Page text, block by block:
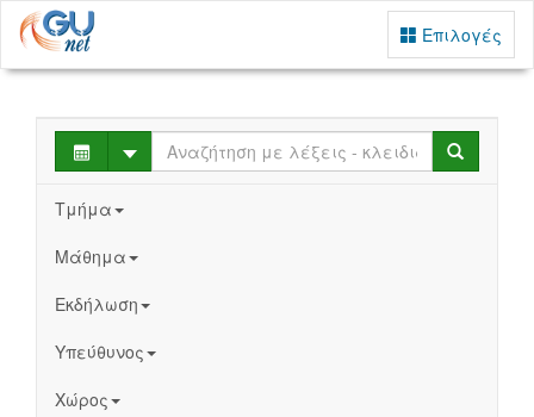
Επιλογές
Select Search
Τμήμα
Μάθημα
Εκδήλωση
Υπεύθυνος
Χώρος